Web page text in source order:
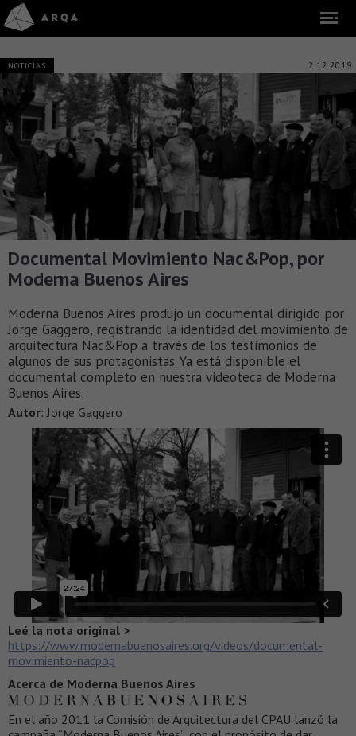
NOTICIAS 2.12.2019
Documental Movimiento Nac&Pop, por
Moderna Buenos Aires
Moderna Buenos Aires produjo un documental dirigido por
Jorge Gaggero, registrando la identidad del movimiento de
arquitectura Nac&Pop a través de los testimonios de
algunos de sus protagonistas. Ya está disponible el
documental completo en nuestra videoteca de Moderna
Buenos Aires:
Autor: Jorge Gaggero
Leé la nota original >
https://www.modernabuenosaires.org/videos/documental-
movimiento-nacpop
Acerca de Moderna Buenos Aires
En el año 2011 la Comisión de Arquitectura del CPAU lanzó la